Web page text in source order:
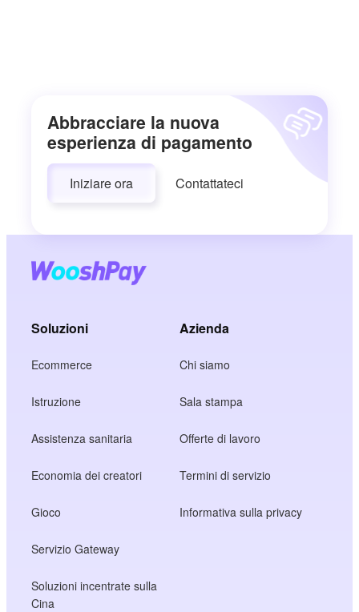
Abbracciare la nuova
esperienza di pagamento
Iniziare ora Contattateci
Soluzioni
Ecommerce
Istruzione
Assistenza sanitaria
Economia dei creatori
Gioco
Servizio Gateway
Soluzioni incentrate sulla
Cina
Azienda
Chi siamo
Sala stampa
Offerte di lavoro
Termini di servizio
Informativa sulla privacy